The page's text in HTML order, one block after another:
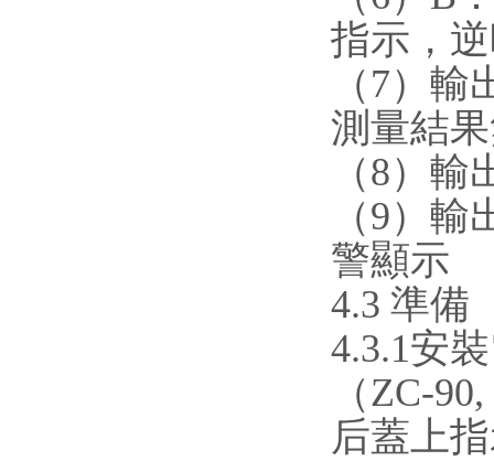
指示，
（7）
測量結
（8）
（9）
警顯
4.3 準備
4.3.1安
（ZC-
后蓋上